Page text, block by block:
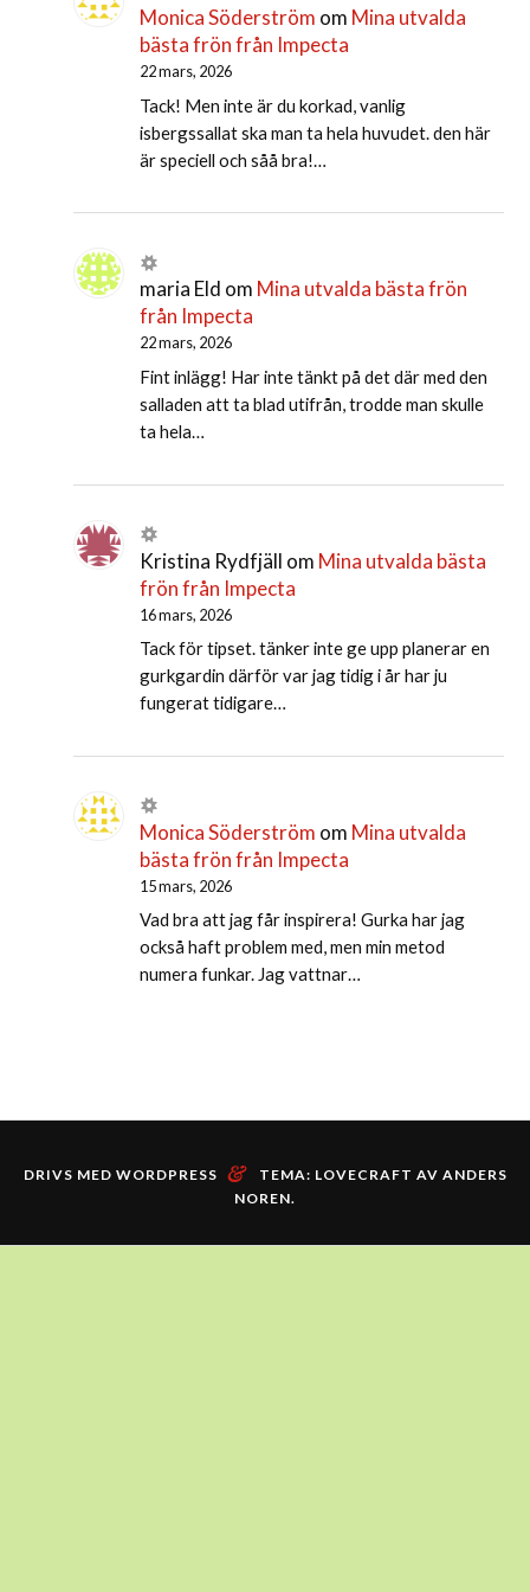
Monica Söderström om Mina utvalda
bästa frön från Impecta
22 mars, 2026
Tack! Men inte är du korkad, vanlig
isbergssallat ska man ta hela huvudet. den här
är speciell och såå bra!…
maria Eld om Mina utvalda bästa frön
från Impecta
22 mars, 2026
Fint inlägg! Har inte tänkt på det där med den
salladen att ta blad utifrån, trodde man skulle
ta hela…
Kristina Rydfjäll om Mina utvalda bästa
frön från Impecta
16 mars, 2026
Tack för tipset. tänker inte ge upp planerar en
gurkgardin därför var jag tidig i år har ju
fungerat tidigare…
Monica Söderström om Mina utvalda
bästa frön från Impecta
15 mars, 2026
Vad bra att jag får inspirera! Gurka har jag
också haft problem med, men min metod
numera funkar. Jag vattnar…
DRIVS MED WORDPRESS & TEMA: LOVECRAFT AV ANDERS
NOREN.